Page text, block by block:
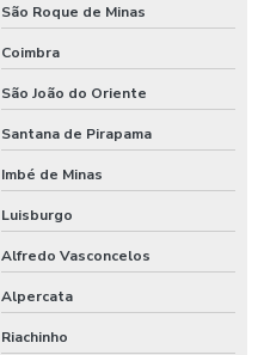
São Roque de Minas
Coimbra
São João do Oriente
Santana de Pirapama
Imbé de Minas
Luisburgo
Alfredo Vasconcelos
Alpercata
Riachinho